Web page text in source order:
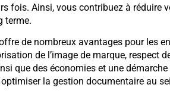
fois. Ainsi, vous contribuez à réduire
terme.
de nombreux avantages pour les
de l’image de marque, respect
que des économies et une démarche
la gestion documentaire au